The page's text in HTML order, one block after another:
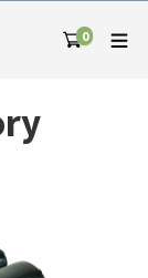
0